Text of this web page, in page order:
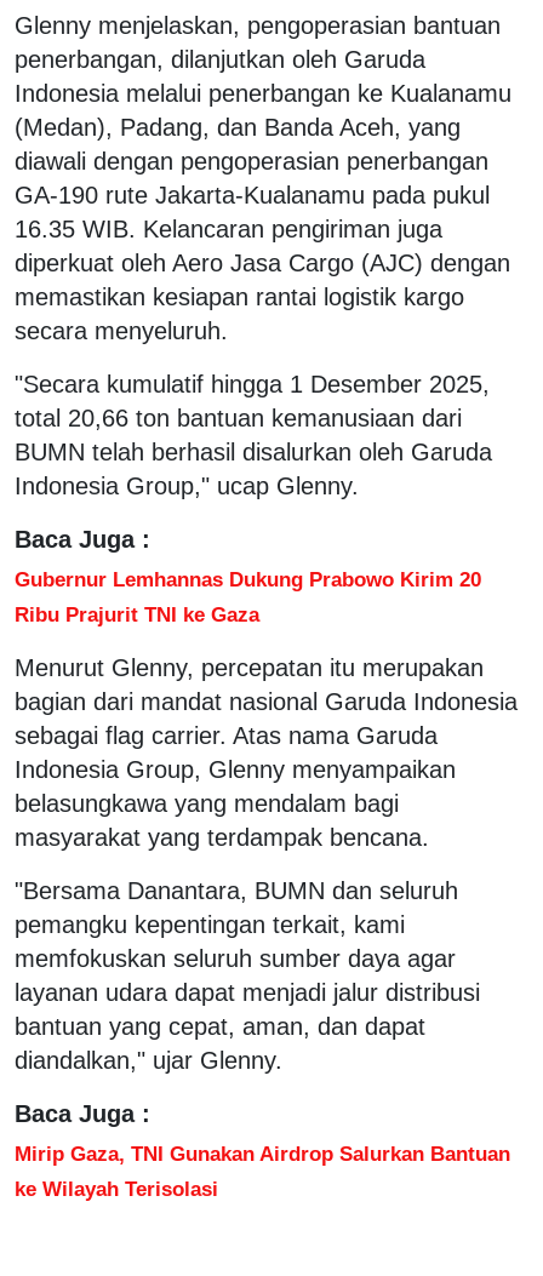
Glenny menjelaskan, pengoperasian bantuan
penerbangan, dilanjutkan oleh Garuda
Indonesia melalui penerbangan ke Kualanamu
(Medan), Padang, dan Banda Aceh, yang
diawali dengan pengoperasian penerbangan
GA-190 rute Jakarta-Kualanamu pada pukul
16.35 WIB. Kelancaran pengiriman juga
diperkuat oleh Aero Jasa Cargo (AJC) dengan
memastikan kesiapan rantai logistik kargo
secara menyeluruh.
"Secara kumulatif hingga 1 Desember 2025,
total 20,66 ton bantuan kemanusiaan dari
BUMN telah berhasil disalurkan oleh Garuda
Indonesia Group," ucap Glenny.
Baca Juga :
Gubernur Lemhannas Dukung Prabowo Kirim 20
Ribu Prajurit TNI ke Gaza
Menurut Glenny, percepatan itu merupakan
bagian dari mandat nasional Garuda Indonesia
sebagai flag carrier. Atas nama Garuda
Indonesia Group, Glenny menyampaikan
belasungkawa yang mendalam bagi
masyarakat yang terdampak bencana.
"Bersama Danantara, BUMN dan seluruh
pemangku kepentingan terkait, kami
memfokuskan seluruh sumber daya agar
layanan udara dapat menjadi jalur distribusi
bantuan yang cepat, aman, dan dapat
diandalkan," ujar Glenny.
Baca Juga :
Mirip Gaza, TNI Gunakan Airdrop Salurkan Bantuan
ke Wilayah Terisolasi